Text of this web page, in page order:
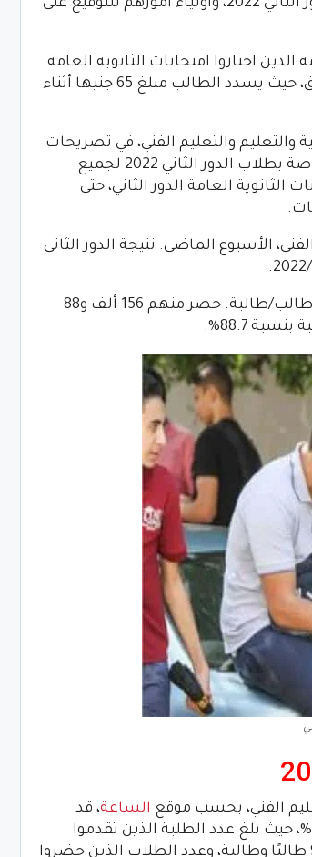
وأكدت المدارس، ضرورة حضور طلاب الثانوية العامة الدور الثاني 2022، وأولياء أمورهم للتوقيع على
اجتازوا امتحانات الثانوية العامة
دور ثان. للانتهاء من كتابة الرغبات الخاصة بموقع التنسيق، حيث يسدد الطالب مبلغ 65 جنيها أثناء
والتعليم والتعليم الفني، في تصريحات
صحفية. أنه تم تسليم إخطارات نجاح الثانوية العامة الخاصة بطلاب الدور الثاني 2022 لجميع
الثانوية العامة الدور الثاني، حتى
الأسبوع الماضي. نتيجة الدور الثاني
وبلغ عدد المتقدمين لامتحانات الدور الثاني 157 ألف و930 طالب/طالبة. حضر منهم 156 ألف و88
الفني، بحسب موقع الساعة، قد
اعتمد نتيجة الدور الثاني للثانوية العامة 2022، بنسبة 88.7%، حيث بلغ عدد الطلبة الذين تقدموا
لامتحانات الثانوية العامة الدور الثاني 2022، 157 ألف و930 طالبًا وطالبة، وعدد الطلاب الذين حضروا